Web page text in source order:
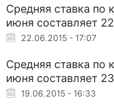
Cредняя ставка по
июня составляет
22.06.2015 - 17:07
Cредняя ставка по
июня составляет
19.06.2015 - 16:33